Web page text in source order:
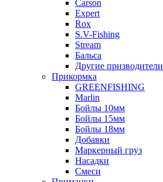
Carson
Expert
Rox
S.V-Fishing
Stream
Бальса
Другие призводители
Прикормка
GREENFISHING
Marlin
Бойлы 10мм
Бойлы 15мм
Бойлы 18мм
Добавки
Маркерный груз
Насадки
Смеси